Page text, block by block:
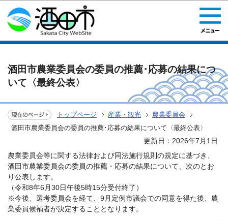
このページの本文へ移動
酒田市農業委員会の委員の推薦･応募の結果につ
いて〈最終公表〉
トップページ 産業・観光
農業委員会
酒田市農業委員会の委員の推薦･応募の結果について〈最終公表〉
更新日：2026年7月1日
農業委員会等に関する法律および同法施行規則の規定に基づき、
酒田市農業委員会の委員の推薦・応募の結果について、次のとお
り公表します。
（令和8年6月30日午後5時15分受付終了）
※今後、選考委員会を経て、9月定例市議会での同意を得た後、農
業委員候補者が決定することとなります。